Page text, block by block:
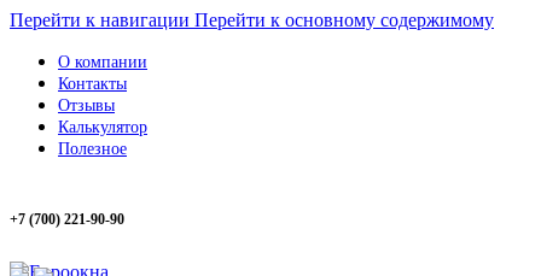
Перейти к навигации Перейти к основному содержимому
О компании
Контакты
Отзывы
Калькулятор
Полезное
+7 (700) 221-90-90